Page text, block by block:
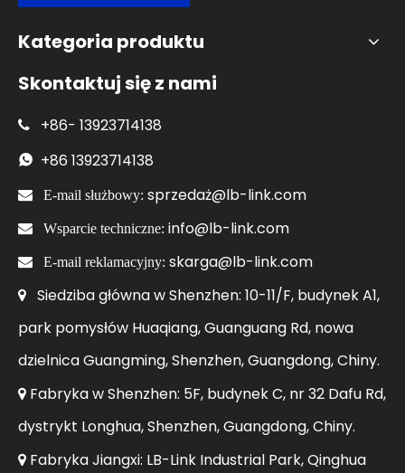
Kategoria produktu
Skontaktuj się z nami
 +86- 13923714138
 +86 13923714138
 E-mail służbowy: sprzedaż@lb-link.com
 Wsparcie techniczne: info@lb-link.com
 E-mail reklamacyjny: skarga@lb-link.com
 Siedziba główna w Shenzhen: 10-11/F, budynek A1,
park pomysłów Huaqiang, Guanguang Rd, nowa
dzielnica Guangming, Shenzhen, Guangdong, Chiny.
 Fabryka w Shenzhen: 5F, budynek C, nr 32 Dafu Rd,
dystrykt Longhua, Shenzhen, Guangdong, Chiny.
 Fabryka Jiangxi: LB-Link Industrial Park, Qinghua